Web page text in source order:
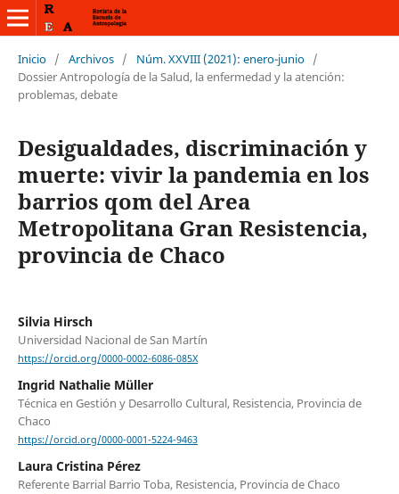
Inicio / Archivos / Núm. XXVIII (2021): enero-junio /
Dossier Antropología de la Salud, la enfermedad y la atención:
problemas, debate
Desigualdades, discriminación y
muerte: vivir la pandemia en los
barrios qom del Area
Metropolitana Gran Resistencia,
provincia de Chaco
Silvia Hirsch
Universidad Nacional de San Martín
https://orcid.org/0000-0002-6086-085X
Ingrid Nathalie Müller
Técnica en Gestión y Desarrollo Cultural, Resistencia, Provincia de
Chaco
https://orcid.org/0000-0001-5224-9463
Laura Cristina Pérez
Referente Barrial Barrio Toba, Resistencia, Provincia de Chaco